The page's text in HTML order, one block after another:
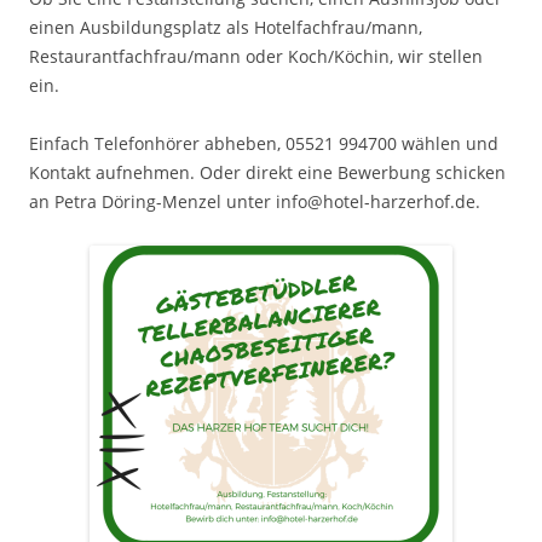
einen Ausbildungsplatz als Hotelfachfrau/mann,
Restaurantfachfrau/mann oder Koch/Köchin, wir stellen
ein.
Einfach Telefonhörer abheben, 05521 994700 wählen und
Kontakt aufnehmen. Oder direkt eine Bewerbung schicken
an Petra Döring-Menzel unter info@hotel-harzerhof.de.